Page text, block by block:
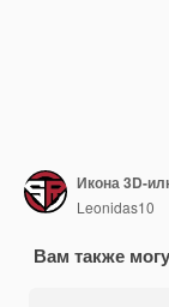
Leonidas10
Вам также